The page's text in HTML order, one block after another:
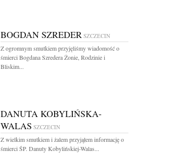
BOGDAN SZREDER SZCZECIN
Z ogromnym smutkiem przyjęliśmy wiadomość o
śmierci Bogdana Szredera Żonie, Rodzinie i
Bliskim...
DANUTA KOBYLIŃSKA-
WALAS SZCZECIN
Z wielkim smutkiem i żalem przyjąłem informację o
śmierci ŚP. Danuty Kobylińskiej-Walas...